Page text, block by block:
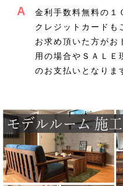
A
金利手数料無料の１
クレジットカードも
お求め頂いた方がお
用の場合やＳＡＬＥ
のお支払いとなりま